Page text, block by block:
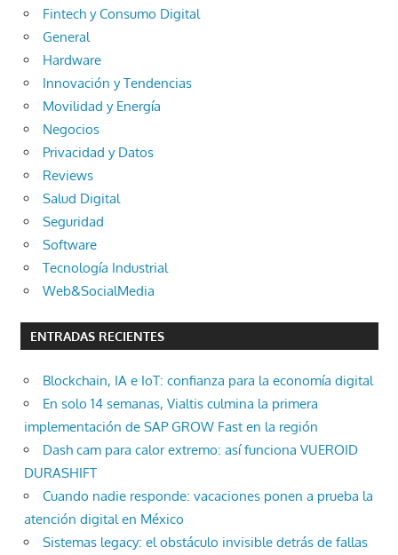
Fintech y Consumo Digital
General
Hardware
Innovación y Tendencias
Movilidad y Energía
Negocios
Privacidad y Datos
Reviews
Salud Digital
Seguridad
Software
Tecnología Industrial
Web&SocialMedia
ENTRADAS RECIENTES
Blockchain, IA e IoT: confianza para la economía digital
En solo 14 semanas, Vialtis culmina la primera
implementación de SAP GROW Fast en la región
Dash cam para calor extremo: así funciona VUEROID
DURASHIFT
Cuando nadie responde: vacaciones ponen a prueba la
atención digital en México
Sistemas legacy: el obstáculo invisible detrás de fallas